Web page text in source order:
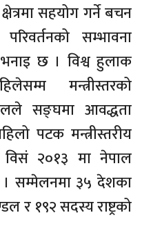
सहयोग गर्ने बचन
सम्भावना
भनाइ छ । विश्व हुलाक
मन्त्रीस्तरको
सङ्घमा आवद्धता
पटक मन्त्रीस्तरीय
२०१३ मा नेपाल
सम्मेलनमा ३५ देशका
र १९२ सदस्य राष्ट्रको